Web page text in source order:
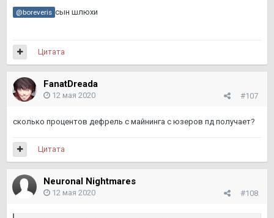
@boreveris сын шлюхи
Цитата
FanatDreada
#107
12 мая 2020
сколько процентов дефрель с майнинга с юзеров пд получает?
Цитата
Neuronal Nightmares
#108
12 мая 2020